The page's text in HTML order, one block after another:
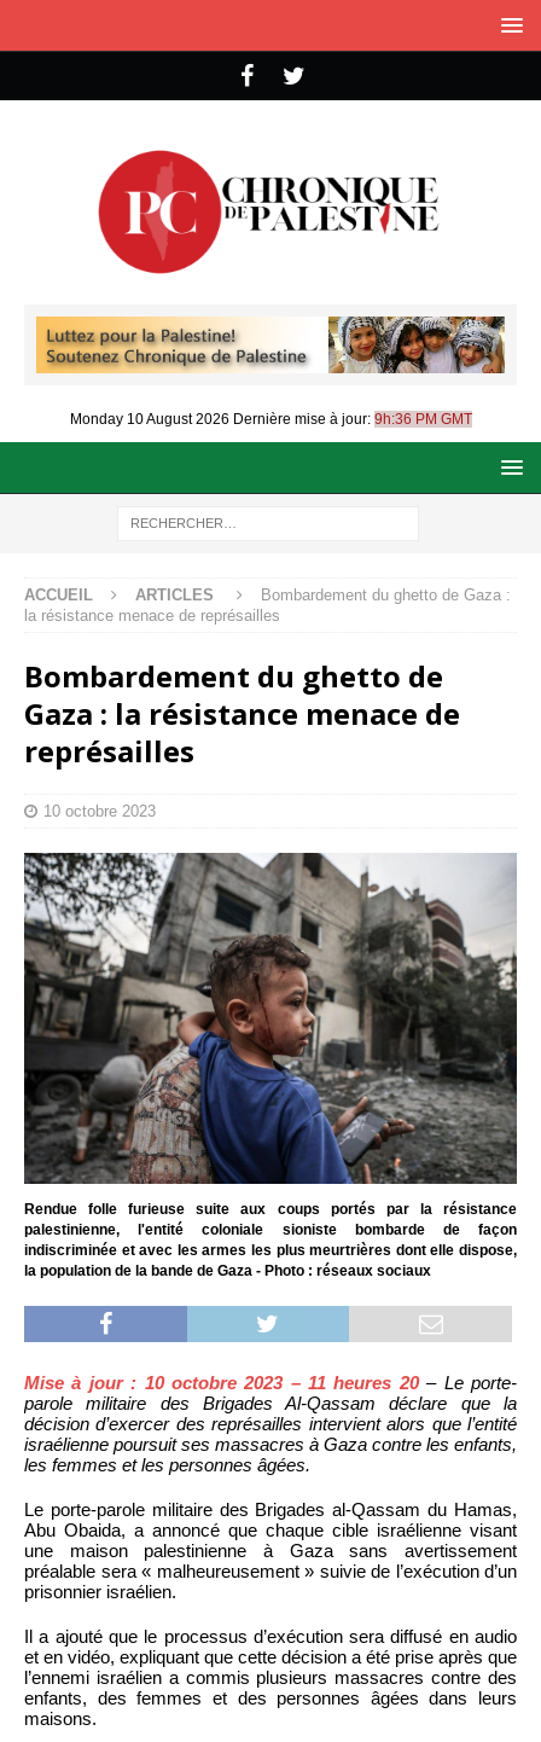
Monday 10 August 2026 Dernière mise à jour: 9h:36 PM GMT
ACCUEIL ARTICLES
Bombardement du ghetto de Gaza :
la résistance menace de représailles
Bombardement du ghetto de
Gaza : la résistance menace de
représailles
10 octobre 2023
Rendue folle furieuse suite aux coups portés par la résistance
palestinienne, l'entité coloniale sioniste bombarde de façon
indiscriminée et avec les armes les plus meurtrières dont elle dispose,
la population de la bande de Gaza - Photo : réseaux sociaux
Mise à jour : 10 octobre 2023 – 11 heures 20– Le porte-
parole militaire des Brigades Al-Qassam déclare que la
décision d’exercer des représailles intervient alors que l’entité
israélienne poursuit ses massacres à Gaza contre les enfants,
les femmes et les personnes âgées.
Le porte-parole militaire des Brigades al-Qassam du Hamas,
Abu Obaida, a annoncé que chaque cible israélienne visant
une maison palestinienne à Gaza sans avertissement
préalable sera « malheureusement » suivie de l’exécution d’un
prisonnier israélien.
Il a ajouté que le processus d’exécution sera diffusé en audio
et en vidéo, expliquant que cette décision a été prise après que
l’ennemi israélien a commis plusieurs massacres contre des
enfants, des femmes et des personnes âgées dans leurs
maisons.